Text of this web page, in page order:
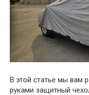
В этой статье мы вам
руками защитный